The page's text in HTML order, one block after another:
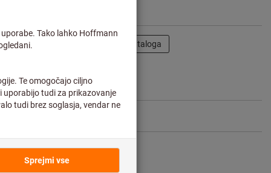
Deli izdelek Listanje kataloga